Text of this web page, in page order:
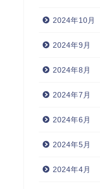
2024年10月
2024年9月
2024年8月
2024年7月
2024年6月
2024年5月
2024年4月